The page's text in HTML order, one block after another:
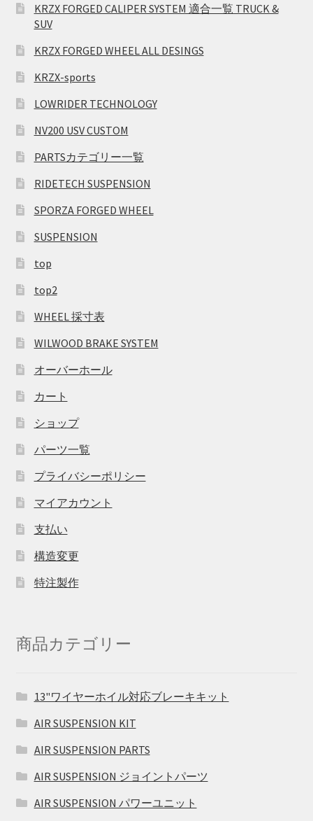
KRZX FORGED CALIPER SYSTEM 適合一覧 TRUCK &
SUV
KRZX FORGED WHEEL ALL DESINGS
KRZX-sports
LOWRIDER TECHNOLOGY
NV200 USV CUSTOM
PARTSカテゴリー一覧
RIDETECH SUSPENSION
SPORZA FORGED WHEEL
SUSPENSION
top
top2
WHEEL 採寸表
WILWOOD BRAKE SYSTEM
オーバーホール
カート
ショップ
パーツ一覧
プライバシーポリシー
マイアカウント
支払い
構造変更
特注製作
商品カテゴリー
13"ワイヤーホイル対応ブレーキキット
AIR SUSPENSION KIT
AIR SUSPENSION PARTS
AIR SUSPENSION ジョイントパーツ
AIR SUSPENSION パワーユニット